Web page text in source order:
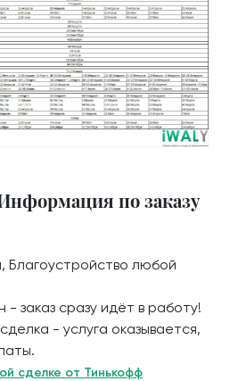
по заказу
Благоустройство любой
- заказ сразу идёт в работу!
- услуга оказывается,
сделке от Тинькофф